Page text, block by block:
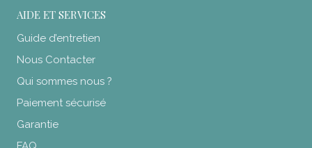
AIDE ET SERVICES
Guide d’entretien
Nous Contacter
Qui sommes nous ?
Paiement sécurisé
Garantie